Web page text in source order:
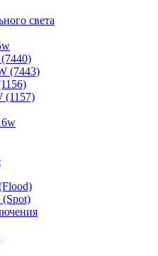
света
(7443)
(1157)